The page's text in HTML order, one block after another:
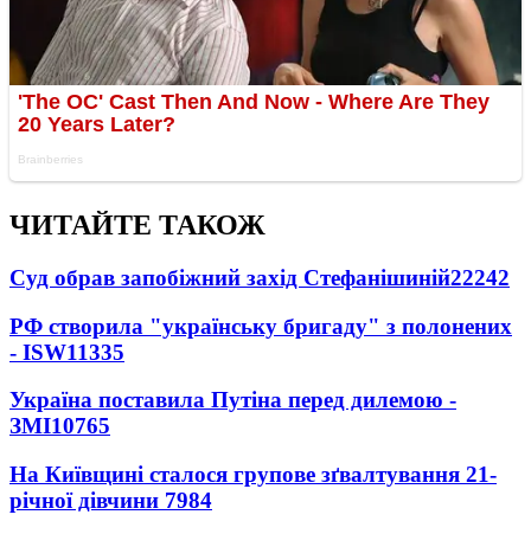
ЧИТАЙТЕ ТАКОЖ
Суд обрав запобіжний захід Стефанішиній22242
РФ створила "українську бригаду" з полонених
- ISW11335
Україна поставила Путіна перед дилемою -
ЗМІ10765
На Київщині сталося групове зґвалтування 21-
річної дівчини 7984